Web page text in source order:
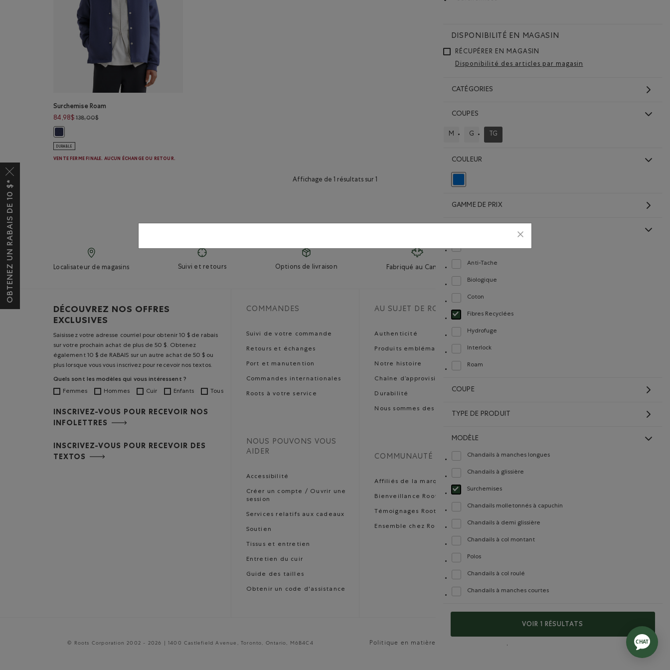
DISPONIBILITÉ EN MAGASIN
RÉCUPÉRER EN MAGASIN
Disponibilité des articles par magasin
CATÉGORIES
COUPES
M G TG
COULEUR
Choisir Classé selon Couleur : Bleu
GAMME DE PRIX
Classer selon Composition : Anti-Odeurs(Anti-Odour)
Anti-Tache
Classer selon Composition : Anti-Tache(StainResistant)
Biologique
Classer selon Composition : FibresDeCotonBiologique(OrganicCottonFibres)
Coton
Classer selon Composition : Coton(Cotton)
Fibres Recyclées
Choisir Classé selon Composition : FibresRecyclées(RecycledFibres)
Hydrofuge
Classer selon Composition : Hydrofuge(WaterRepellent/Resistent)
Interlock
Classer selon Composition : Interlock(Interlock)
Roam
Classer selon Composition : Roam(Roam)
COUPE
TYPE DE PRODUIT
MODÈLE
Chandails à manches longues
Classer selon Modèle : Chandails à manches longues(Long Sleeve)
Chandails à glissière
Classer selon Modèle : Chandails à glissière(Full Zip)
Surchemises
Choisir Classé selon Modèle : Surchemises(Shacket)
Chandails molletonnés à capuchin
Classer selon Modèle : Chandails molletonnés à capuchin(Hoodie)
Chandails à demi glissière
Classer selon Modèle : Chandails à demi glissière(Quarter Zip)
Chandails à col montant
Classer selon Modèle : Chandails à col montant(Mock Neck)
Polos
Classer selon Modèle : Polos(Polo)
Chandails à col roulé
Classer selon Modèle : Chandails à col roulé(Turtleneck)
Chandails à manches courtes
Classer selon Modèle : Chandails à manches courtes(Short Sleeve)
VOIR 1 RÉSULTATS
Surchemise Roam
84,98$ 138,00$Prix réduit de 138,00$ à 84,98$
DURABLE
VENTE FERME FINALE. AUCUN ÉCHANGE OU RETOUR.
Affichage de 1 résultats sur 1
Localisateur de magasins Suivi et retours Options de livraison Fabriqué au Canada
DÉCOUVREZ NOS OFFRES
EXCLUSIVES
Saisissez votre adresse courriel pour obtenir 10 $ de rabais
sur votre prochain achat de plus de 50 $. Obtenez
également 10 $ de RABAIS sur un autre achat de 50 $ ou
plus lorsque vous vous inscrivez pour recevoir nos textos.
Quels sont les modèles qui vous intéressent ?
Femmes Hommes Cuir Enfants Tous
INSCRIVEZ-VOUS POUR RECEVOIR NOS
INFOLETTRES
INSCRIVEZ-VOUS POUR RECEVOIR DES
TEXTOS
COMMANDES
Suivi de votre commande
Retours et échanges
Port et manutention
Commandes internationales
Roots à votre service
NOUS POUVONS VOUS
AIDER
Accessibilité
Créer un compte / Ouvrir une
session
Services relatifs aux cadeaux
Soutien
Tissus et entretien
Entretien du cuir
Guide des tailles
Obtenir un code d'assistance
AU SUJET DE ROOTS
Authenticité
Produits emblématiques
Notre histoire
Chaîne d’approvisionnement
Durabilité
Nous sommes des artisans
COMMUNAUTÉ
Affiliés de la marque
Bienveillance Roots
Témoignages Roots
Ensemble chez Roots
interentreprises
© Roots Corporation 2002 - 2026 | 1400 Castlefield Avenue, Toronto, Ontario, M6B4C4 Politique en matière de confidentialité
OBTENEZ UN RABAIS DE 10 $*